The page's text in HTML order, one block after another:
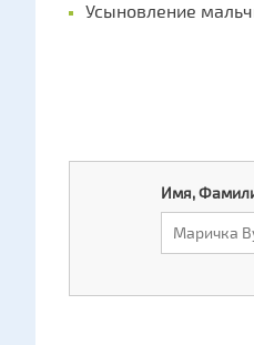
Усыновление
Имя,